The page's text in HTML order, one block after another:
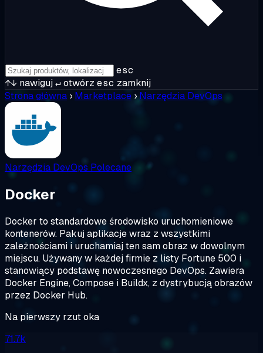
esc
↑↓ nawiguj↵otwórz esc zamknij
Strona główna › Marketplace ›Narzędzia DevOps
Narzędzia DevOps Polecane
Docker
Docker to standardowe środowisko uruchomieniowe
kontenerów. Pakuj aplikacje wraz z wszystkimi
zależnościami i uruchamiaj ten sam obraz w dowolnym
miejscu. Używany w każdej firmie z listy Fortune 500 i
stanowiący podstawę nowoczesnego DevOps. Zawiera
Docker Engine, Compose i Buildx, z dystrybucją obrazów
przez Docker Hub.
Na pierwszy rzut oka
71.7k